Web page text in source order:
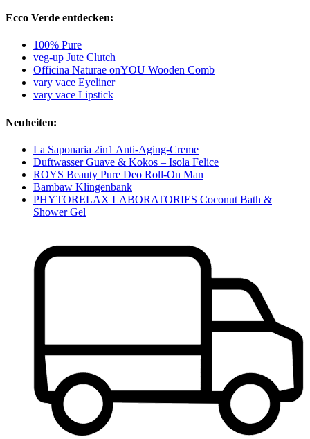
Ecco Verde entdecken:
100% Pure
veg-up Jute Clutch
Officina Naturae onYOU Wooden Comb
vary vace Eyeliner
vary vace Lipstick
Neuheiten:
La Saponaria 2in1 Anti-Aging-Creme
Duftwasser Guave & Kokos – Isola Felice
ROYS Beauty Pure Deo Roll-On Man
Bambaw Klingenbank
PHYTORELAX LABORATORIES Coconut Bath &
Shower Gel